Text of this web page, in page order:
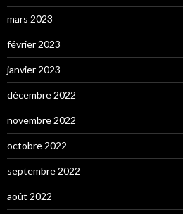
mars 2023
février 2023
janvier 2023
décembre 2022
novembre 2022
octobre 2022
septembre 2022
août 2022